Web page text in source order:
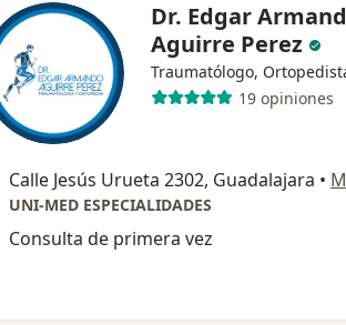
Dr. Edgar
Aguirre Perez
Traumatólogo,
19 opiniones
Calle Jesús Urueta 2302, Guadalajara •
UNI-MED ESPECIALIDADES
Consulta de primera vez